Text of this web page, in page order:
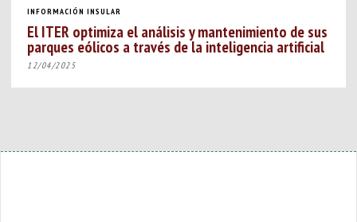
INFORMACIÓN INSULAR
El ITER optimiza el análisis y mantenimiento de sus
parques eólicos a través de la inteligencia artificial
12/04/2025